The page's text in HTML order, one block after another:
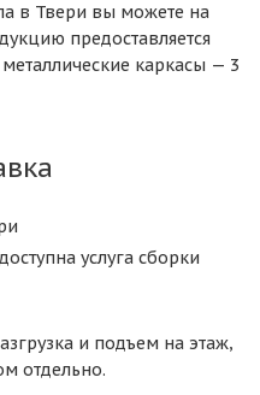
в Твери вы можете на
предоставляется
каркасы — 3
услуга сборки
и подъем на этаж,
отдельно.